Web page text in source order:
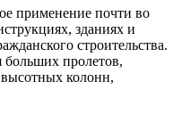
применение почти во
зданиях и
строительства.
больших пролетов,
высотных колонн,